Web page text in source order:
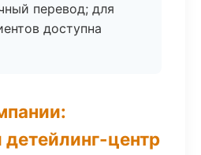
перевод; для
доступна
центр